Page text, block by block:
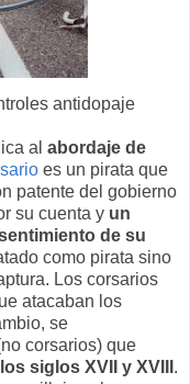
antidopaje
al abordaje de
es un pirata que
patente del gobierno
su cuenta y un
de su
como pirata sino
Los corsarios
atacaban los
se
corsarios) que
siglos XVII y XVIII .